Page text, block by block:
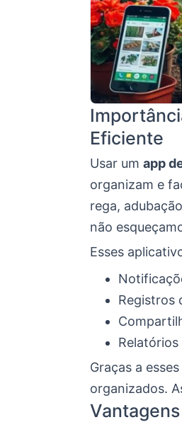
Eficiente
Usar um app
organizam e
rega,
não
Esses
Registros
Graças a
organizados.